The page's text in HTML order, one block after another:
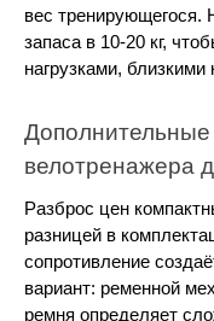
вес тренирующегося.
запаса в 10-20 кг,
нагрузками,
Дополнительные
велотренажера
Разброс цен
разницей в
сопротивление
вариант: ременной
ремня определяет